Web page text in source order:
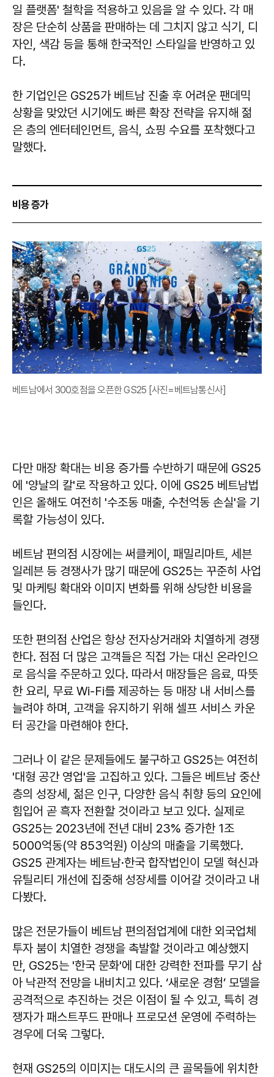
일 플랫폼' 철학을 적용하고 있음을 알 수 있다. 각 매
장은 단순히 상품을 판매하는 데 그치지 않고 식기, 디
자인, 색감 등을 통해 한국적인 스타일을 반영하고 있
다.
한 기업인은 GS25가 베트남 진출 후 어려운 팬데믹
상황을 맞았던 시기에도 빠른 확장 전략을 유지해 젊
은 층의 엔터테인먼트, 음식, 쇼핑 수요를 포착했다고
말했다.
비용 증가
베트남에서 300호점을 오픈한 GS25 [사진=베트남통신사]
다만 매장 확대는 비용 증가를 수반하기 때문에 GS25
에 '양날의 칼'로 작용하고 있다. 이에 GS25 베트남법
인은 올해도 여전히 ​​'수조동 매출, 수천억동 손실'을 기
록할 가능성이 있다.
베트남 편의점 시장에는 써클케이, 패밀리마트, 세븐
일레븐 등 경쟁사가 많기 때문에 GS25는 꾸준히 사업
및 마케팅 확대와 이미지 변화를 위해 상당한 비용을
들인다.
또한 편의점 산업은 항상 전자상거래와 치열하게 경쟁
한다. 점점 더 많은 고객들은 직접 가는 대신 온라인으
로 음식을 주문하고 있다. 따라서 매장들은 음료, 따뜻
한 요리, 무료 Wi-Fi를 제공하는 등 매장 내 서비스를
늘려야 하며, 고객을 유지하기 위해 셀프 서비스 카운
터 공간을 마련해야 한다.
그러나 이 같은 문제들에도 불구하고 GS25는 여전히
'대형 공간 영업'을 고집하고 있다. 그들은 베트남 중산
층의 성장세, 젊은 인구, 다양한 음식 취향 등의 요인에
힘입어 곧 흑자 전환할 것이라고 보고 있다. 실제로
GS25는 2023년에 전년 대비 23% 증가한 1조
5000억동(약 853억원) 이상의 매출을 기록했다.
GS25 관계자는 베트남·한국 합작법인이 모델 혁신과
유틸리티 개선에 집중해 성장세를 이어갈 것이라고 내
다봤다.
많은 전문가들이 베트남 편의점업계에 대한 외국업체
투자 붐이 치열한 경쟁을 촉발할 것이라고 예상했지
만, GS25는 '한국 문화'에 대한 강력한 전파를 무기 삼
아 낙관적 전망을 내비치고 있다. ‘새로운 경험’ 모델을
공격적으로 추진하는 것은 이점이 될 수 있고, 특히 경
쟁자가 패스트푸드 판매나 프로모션 운영에 주력하는
경우에 더욱 그렇다.
현재 GS25의 이미지는 대도시의 큰 골목들에 위치한